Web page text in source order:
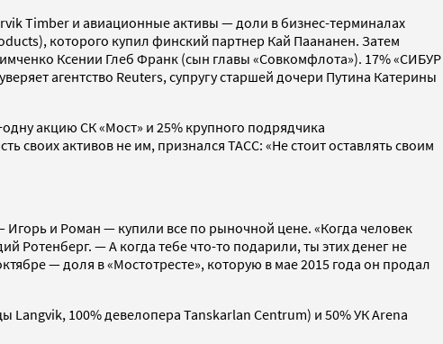
Timber и авиационные активы — доли в бизнес-терминалах
которого купил финский партнер Кай Паананен. Затем
Ксении Глеб Франк (сын главы «Совкомфлота»). 17% «СИБУР
агентство Reuters, супругу старшей дочери Путина Катерины
акцию СК «Мост» и 25% крупного подрядчика
своих активов не им, признался ТАСС: «Не стоит оставлять своим
Игорь и Роман — купили все по рыночной цене. «Когда человек
Ротенберг. — А когда тебе что-то подарили, ты этих денег не
— доля в «Мостотресте», которую в мае 2015 года он продал
100% девелопера Tanskarlan Centrum) и 50% УК Arena